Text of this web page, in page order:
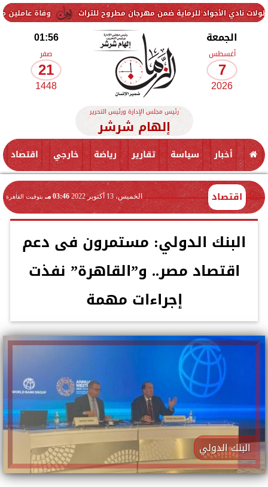
وفاة عاملين متأثرين للرماية ضمن مهرجان مطروح للتراث
الجمعة
أغسطس
7
2026
01:56
صفر
21
1448
رئيس مجلس الإدارة ورئيس التحرير
إلهام شرشر
أخبار سياسة تقارير رياضة خارجي اقتصاد
اقتصاد الخميس، 13 أكتوبر 2022 03:46 مـ بتوقيت القاهرة
البنك الدولي: مستمرون فى دعم
اقتصاد مصر.. و”القاهرة” نفذت
إجراءات مهمة
البنك الدولي